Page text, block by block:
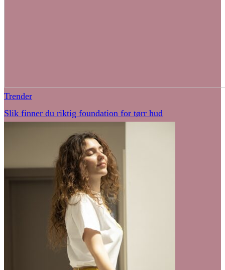
Trender
Slik finner du riktig foundation for tørr hud